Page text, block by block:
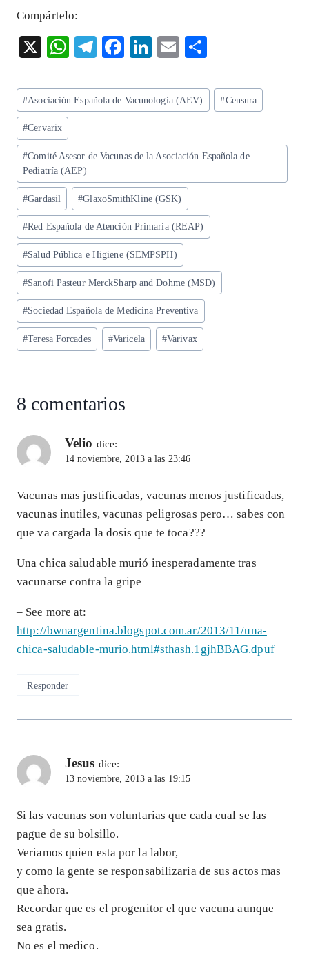
Compártelo:
X
W
ts
A
p
T
eg
ra
F
eb
o
k
Li
ke
dI
E
ai
l
re
Etiquetas
de
la
entrada:
#Asociación Española de Vacunología (AEV) #Censura
#Cervarix
#Comité Asesor de Vacunas de la Asociación Española de
Pediatría (AEP)
#Gardasil #GlaxoSmithKline (GSK)
#Red Española de Atención Primaria (REAP)
#Salud Pública e Higiene (SEMPSPH)
#Sanofi Pasteur MerckSharp and Dohme (MSD)
#Sociedad Española de Medicina Preventiva
#Teresa Forcades #Varicela #Varivax
8 comentarios
Velio dice:
14 noviembre, 2013 a las 23:46
Vacunas mas justificadas, vacunas menos justificadas,
vacunas inutiles, vacunas peligrosas pero… sabes con
que va cargada la dosis que te toca???
Una chica saludable murió inesperadamente tras
vacunarse contra la gripe
– See more at:
http://bwnargentina.blogspot.com.ar/2013/11/una-
chica-saludable-murio.html#sthash.1gjhBBAG.dpuf
Responder
Jesus dice:
13 noviembre, 2013 a las 19:15
Si las vacunas son voluntarias que cada cual se las
pague de su bolsillo.
Veriamos quien esta por la labor,
y como la gente se responsabilizaria de sus actos mas
que ahora.
Recordar que es el progenitor el que vacuna aunque
sea gratis.
No es el medico.